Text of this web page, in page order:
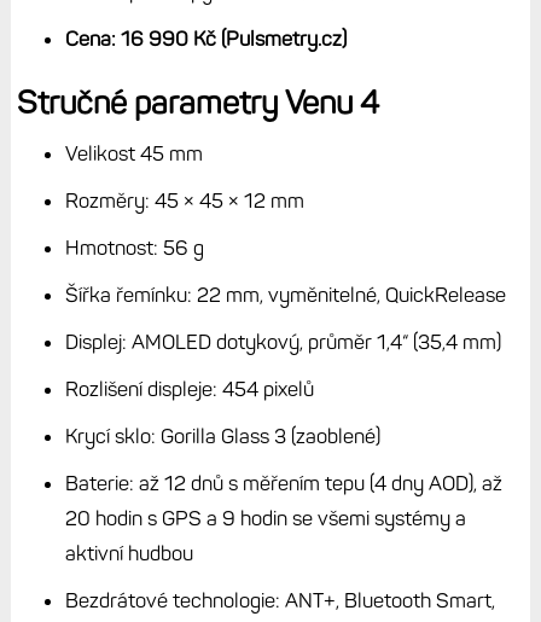
Baterie: až 8 dnů s měřením tepu, 16 hodin s GPS, 14
hudba
Baterie se zapnutým displejem: až 2 dny s měřením
Senzory: optický snímač Elevate 5 (bez EKG),
akcelerometr, gyroskop, kompas, teploměr
Satelitní sítě: GNSS, GPS, Galileo, QZSS, Beidou (ale
ne multi-band)
Vodotěsnost: 5 ATM (max 50 m)